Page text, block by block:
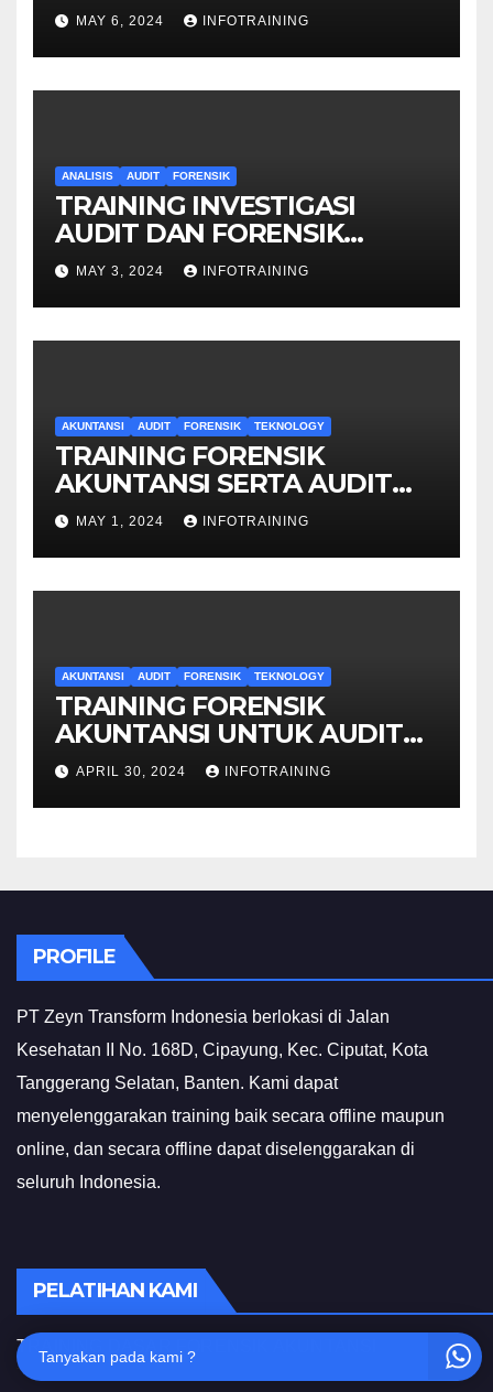
MAY 6, 2024 INFOTRAINING
ANALISIS AUDIT FORENSIK
TRAINING INVESTIGASI
AUDIT DAN FORENSIK
KEUANGAN
MAY 3, 2024 INFOTRAINING
AKUNTANSI AUDIT FORENSIK TEKNOLOGY
TRAINING FORENSIK
AKUNTANSI SERTA AUDIT
PENYELIDIKAN
MAY 1, 2024 INFOTRAINING
AKUNTANSI AUDIT FORENSIK TEKNOLOGY
TRAINING FORENSIK
AKUNTANSI UNTUK AUDIT
INVESTIGATIF
APRIL 30, 2024 INFOTRAINING
PROFILE
PT Zeyn Transform Indonesia berlokasi di Jalan
Kesehatan II No. 168D, Cipayung, Kec. Ciputat, Kota
Tanggerang Selatan, Banten. Kami dapat
menyelenggarakan training baik secara offline maupun
online, dan secara offline dapat diselenggarakan di
seluruh Indonesia.
PELATIHAN KAMI
TRAINING DASAR FORENSIK AKUNTANSI
Tanyakan pada kami ?